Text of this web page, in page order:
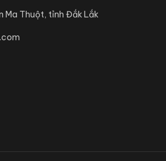
Ma Thuột, tỉnh Đắk Lắk